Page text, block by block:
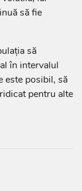
să fie
să
în intervalul
este posibil, să
pentru alte